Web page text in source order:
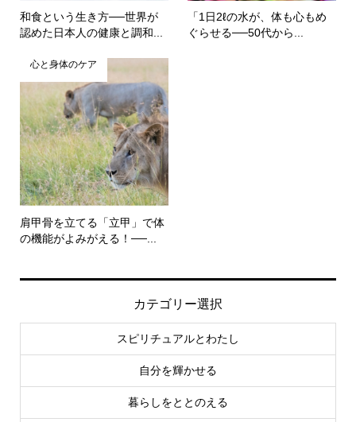
和食という生き方──世界が
認めた日本人の健康と調和...
「1日2ℓの水が、体も心もめ
ぐらせる──50代から...
心と身体のケア
肩甲骨を立てる「立甲」で体
の機能がよみがえる！──...
カテゴリー選択
スピリチュアルとわたし
自分を輝かせる
暮らしをととのえる